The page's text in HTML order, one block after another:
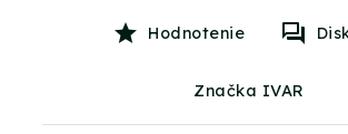
Hodnotenie
Značka IVAR